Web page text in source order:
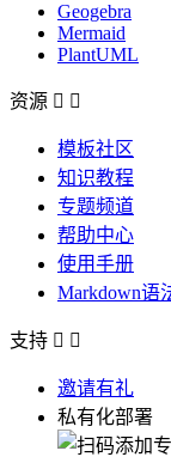
Geogebra
Mermaid
PlantUML
资源  
模板社区
知识教程
专题频道
帮助中心
使用手册
Markdown语
支持  
邀请有礼
私有化部署